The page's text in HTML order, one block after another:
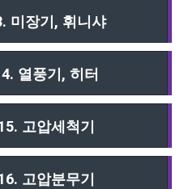
펀칭기 [ RF-C5B ]
용 펀칭기!
미장기, 휘니샤
열풍기, 히터
고압세척기
고압분무기